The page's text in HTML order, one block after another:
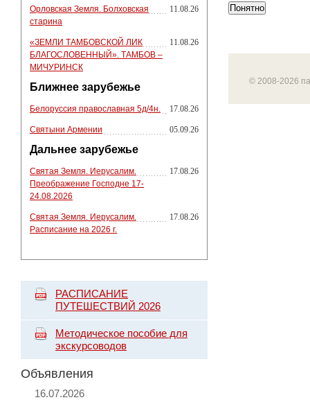
Орловская Земля. Болховская
старина
11.08.26
«ЗЕМЛИ ТАМБОВСКОЙ ЛИК
БЛАГОСЛОВЕННЫЙ». ТАМБОВ –
МИЧУРИНСК
11.08.26
Ближнее зарубежье
Белоруссия православная 5д/4н. 17.08.26
Святыни Армении 05.09.26
Дальнее зарубежье
Святая Земля. Иерусалим.
Преображение Господне 17-
24.08.2026
17.08.26
Святая Земля. Иерусалим.
Расписание на 2026 г.
17.08.26
РАСПИСАНИЕ
ПУТЕШЕСТВИЙ 2026
Методическое пособие для
экскурсоводов
Объявления
16.07.2026
Понятно
© 2008-2026